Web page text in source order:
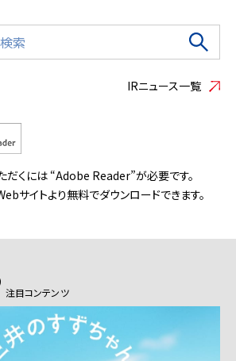
IRニュース一覧
だくには “Adobe Reader”が必要です。
サイトより無料でダウンロードできます。
注目コンテンツ